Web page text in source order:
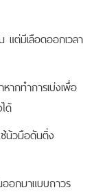
แต่มีเลือดออกเวลา
ากทำการเบ่งเพื่อ
ด้
ช้น้วมือดันติ่ง
ออกมาแบบถาวร